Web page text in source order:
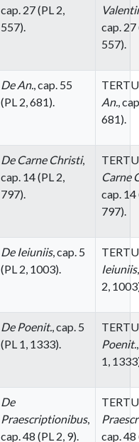
cap. 27 (PL 2,
557).
cap. 27
557).
De An., cap. 55
(PL 2, 681).
An.,
681).
De Carne Christi,
cap. 14 (PL 2,
797).
Carne
cap. 14
797).
De Ieiuniis, cap. 5
(PL 2, 1003).
Ieiuniis
2,
De Poenit., cap. 5
(PL 1, 1333).
Poenit.
1,
De
Praescriptionibus,
cap. 48 (PL 2, 9).
cap. 48